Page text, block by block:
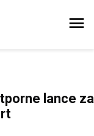
lance za